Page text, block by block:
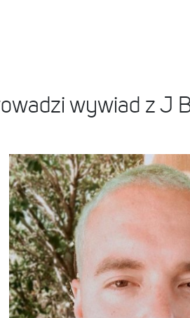
wywiad z J